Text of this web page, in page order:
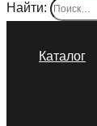
Найти:
Каталог